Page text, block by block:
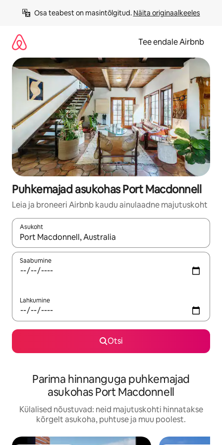
Osa teabest on masintõlgitud. Näita originaalkeeles
Tee endale Airbnb
Puhkemajad asukohas Port Macdonnell
Leia ja broneeri Airbnb kaudu ainulaadne majutuskoht
Asukoht
Kui tulemused on kuvatud, liigu ekraanil nooleklahvidega või
Saabumine
Lahkumine
Otsi
Parima hinnanguga puhkemajad
asukohas Port Macdonnell
Külalised nõustuvad: neid majutuskohti hinnatakse
kõrgelt asukoha, puhtuse ja muu poolest.